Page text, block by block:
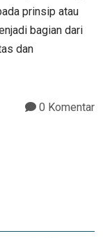
prinsip atau
bagian dari
dan
0 Komentar